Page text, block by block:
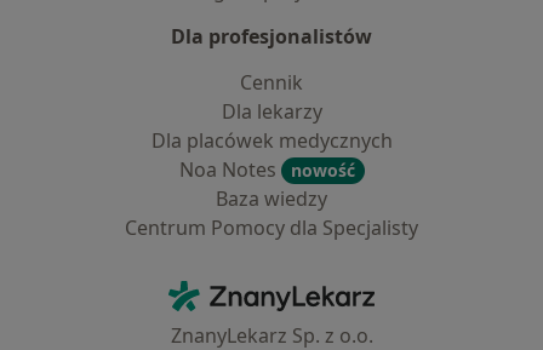
Dla profesjonalistów
Cennik
Dla lekarzy
Dla placówek medycznych
Noa Notes
nowość
Baza wiedzy
Centrum Pomocy dla Specjalisty
ZnanyLekarz - Strona główna
ZnanyLekarz Sp. z o.o.